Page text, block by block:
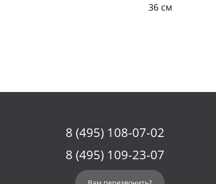
36 см
8 (495) 108-07-02
8 (495) 109-23-07